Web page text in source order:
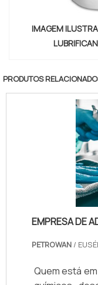
IMAGEM
PRODUTOS
EMPRESA DE
PETROWAN /
Quem está